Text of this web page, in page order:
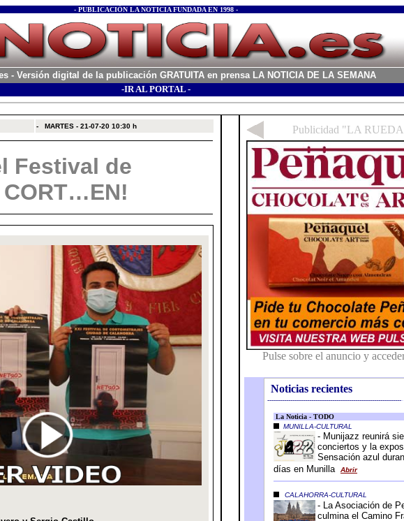
- PUBLICACIÓN LA NOTICIA FUNDADA EN 1998 -
- Versión digital de la publicación GRATUITA en prensa LA NOTICIA DE LA SEMANA
-IR AL PORTAL -
- MARTES - 21-07-20 10:30 h
Festival de
Noticias recientes
-----------------------------------------------------------------